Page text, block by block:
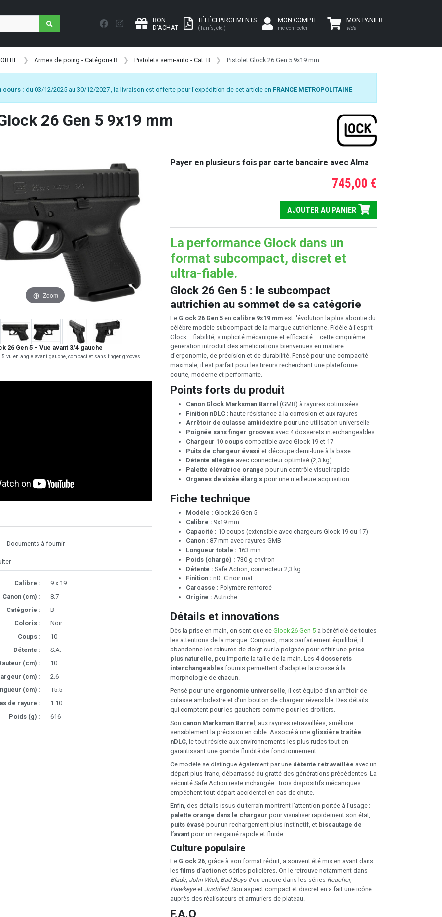
BON
D'ACHAT
TÉLÉCHARGEMENTS
(Tarifs, etc.)
MON COMPTE
me connecter
MON PANIER
vide
Armes de poing - Catégorie B Pistolets semi-auto - Cat. B Pistolet Glock 26 Gen 5 9x19 mm
cours : du 03/12/2025 au 30/12/2027 , la livraison est offerte pour l'expédition de cet article en FRANCE METROPOLITAINE
26 Gen 5 9x19 mm
Zoom
26 Gen 5 – Vue avant 3/4 gauche
5 vu en angle avant gauche, compact et sans finger grooves
Documents à fournir
Calibre :
9 x 19
Canon (cm) :
8.7
Catégorie :
B
Coloris :
Noir
Coups :
10
Détente :
S.A.
(cm) :
10
(cm) :
2.6
(cm) :
15.5
de rayure :
1:10
Poids (g) :
616
Payer en plusieurs fois par carte bancaire avec Alma
745,00 €
AJOUTER AU PANIER
La performance Glock dans un
format subcompact, discret et
ultra-fiable.
Glock 26 Gen 5 : le subcompact
autrichien au sommet de sa catégorie
Le Glock 26 Gen 5 en calibre 9x19 mm est l'évolution la plus aboutie du
célèbre modèle subcompact de la marque autrichienne. Fidèle à l'esprit
Glock – fiabilité, simplicité mécanique et efficacité – cette cinquième
génération introduit des améliorations bienvenues en matière
d’ergonomie, de précision et de durabilité. Pensé pour une compacité
maximale, il est parfait pour les tireurs recherchant une plateforme
courte, moderne et performante.
Points forts du produit
Canon Glock Marksman Barrel (GMB) à rayures optimisées
Finition nDLC : haute résistance à la corrosion et aux rayures
Arrêtoir de culasse ambidextre pour une utilisation universelle
Poignée sans finger grooves avec 4 dosserets interchangeables
Chargeur 10 coups compatible avec Glock 19 et 17
Puits de chargeur évasé et découpe demi-lune à la base
Détente allégée avec connecteur optimisé (2,3 kg)
Palette élévatrice orange pour un contrôle visuel rapide
Organes de visée élargis pour une meilleure acquisition
Fiche technique
Modèle : Glock 26 Gen 5
Calibre : 9x19 mm
Capacité : 10 coups (extensible avec chargeurs Glock 19 ou 17)
Canon : 87 mm avec rayures GMB
Longueur totale : 163 mm
Poids (chargé) : 730 g environ
Détente : Safe Action, connecteur 2,3 kg
Finition : nDLC noir mat
Carcasse : Polymère renforcé
Origine : Autriche
Détails et innovations
Dès la prise en main, on sent que ce Glock 26 Gen 5 a bénéficié de toutes
les attentions de la marque. Compact, mais parfaitement équilibré, il
abandonne les rainures de doigt sur la poignée pour offrir une prise
plus naturelle , peu importe la taille de la main. Les 4 dosserets
interchangeables fournis permettent d’adapter la crosse à la
morphologie de chacun.
Pensé pour une ergonomie universelle , il est équipé d’un arrêtoir de
culasse ambidextre et d’un bouton de chargeur réversible. Des détails
qui comptent pour les gauchers comme pour les droitiers.
Son canon Marksman Barrel , aux rayures retravaillées, améliore
sensiblement la précision en cible. Associé à une glissière traitée
nDLC , le tout résiste aux environnements les plus rudes tout en
garantissant une grande fluidité de fonctionnement.
Ce modèle se distingue également par une détente retravaillée avec un
départ plus franc, débarrassé du gratté des générations précédentes. La
sécurité Safe Action reste inchangée : trois dispositifs mécaniques
empêchent tout départ accidentel en cas de chute.
Enfin, des détails issus du terrain montrent l’attention portée à l’usage :
palette orange dans le chargeur pour visualiser rapidement son état,
puits évasé pour un rechargement plus instinctif, et biseautage de
l’avant pour un rengainé rapide et fluide.
Culture populaire
Le Glock 26, grâce à son format réduit, a souvent été mis en avant dans
les films d’action et séries policières. On le retrouve notamment dans
Blade, John Wick, Bad Boys IIou encore dans les séries Reacher,
Hawkeyeet Justified. Son aspect compact et discret en a fait une icône
auprès des réalisateurs et armuriers de plateau.
F.A.Q